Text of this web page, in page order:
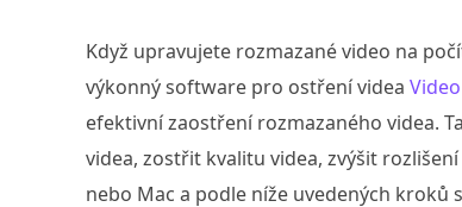
Když upravujete rozmazané video na
výkonný software pro ostření videa
efektivní zaostření rozmazaného videa.
videa, zostřit kvalitu videa, zvýšit
nebo Mac a podle níže uvedených kroků